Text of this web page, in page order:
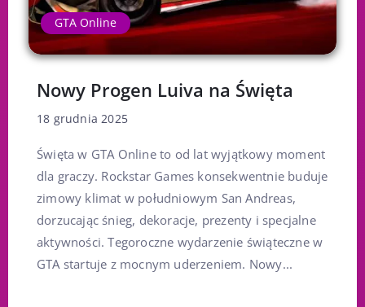
GTA Online
Nowy Progen Luiva na Święta
18 grudnia 2025
Święta w GTA Online to od lat wyjątkowy moment
dla graczy. Rockstar Games konsekwentnie buduje
zimowy klimat w południowym San Andreas,
dorzucając śnieg, dekoracje, prezenty i specjalne
aktywności. Tegoroczne wydarzenie świąteczne w
GTA startuje z mocnym uderzeniem. Nowy...